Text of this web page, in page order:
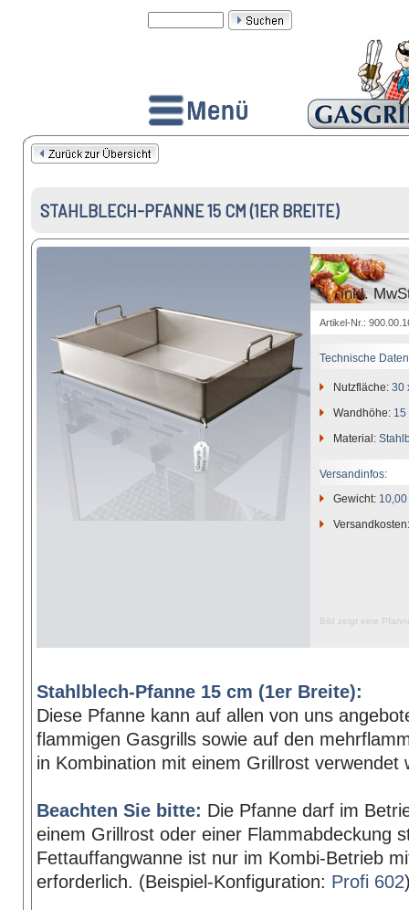
STAHLBLECH-PFANNE 15 CM (1ER BREITE)
inkl.
Artikel-Nr.:
Technische
Nutzfläche: 30
Wandhöhe: 15
Material:
Versandinfos:
Gewicht:
Bild zeigt eine
Stahlblech-Pfanne 15 cm (1er Breite):
Diese Pfanne kann auf allen von uns
flammigen Gasgrills sowie auf den
in Kombination mit einem Grillrost verwendet
Beachten Sie bitte: Die Pfanne darf im
einem Grillrost oder einer Flammabdeckung
Fettauffangwanne ist nur im Kombi-Betrieb
erforderlich. (Beispiel-Konfiguration: Profi 602